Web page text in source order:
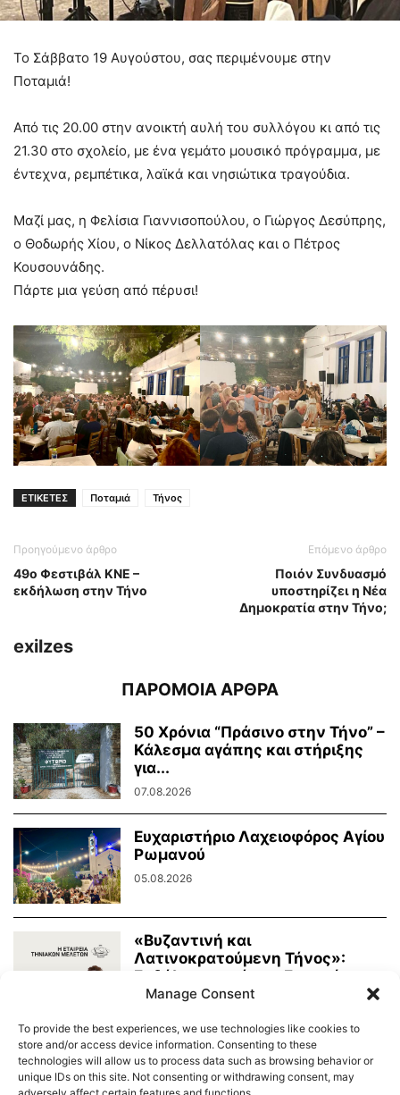
Το Σάββατο 19 Αυγούστου, σας περιμένουμε στην
Ποταμιά!
Από τις 20.00 στην ανοικτή αυλή του συλλόγου κι από τις
21.30 στο σχολείο, με ένα γεμάτο μουσικό πρόγραμμα, με
έντεχνα, ρεμπέτικα, λαϊκά και νησιώτικα τραγούδια.
Μαζί μας, η Φελίσια Γιαννισοπούλου, ο Γιώργος Δεσύπρης,
ο Θοδωρής Χίου, ο Νίκος Δελλατόλας και ο Πέτρος
Κουσουνάδης.
Πάρτε μια γεύση από πέρυσι!
ΕΤΙΚΕΤΕΣ Ποταμιά Τήνος
Προηγούμενο άρθρο
49ο Φεστιβάλ ΚΝΕ –
εκδήλωση στην Τήνο
Επόμενο άρθρο
Ποιόν Συνδυασμό
υποστηρίζει η Νέα
Δημοκρατία στην Τήνο;
exilzes
ΠΑΡΟΜΟΙΑ ΑΡΘΡΑ
50 Χρόνια “Πράσινο στην Τήνο” –
Κάλεσμα αγάπης και στήριξης
για...
07.08.2026
Ευχαριστήριο Λαχειοφόρος Αγίου
Ρωμανού
05.08.2026
«Βυζαντινή και
Λατινοκρατούμενη Τήνος»:
Εκδήλωση από την Εταιρεία
Τηνιακών Μελετών
Manage Consent
To provide the best experiences, we use technologies like cookies to
store and/or access device information. Consenting to these
technologies will allow us to process data such as browsing behavior or
unique IDs on this site. Not consenting or withdrawing consent, may